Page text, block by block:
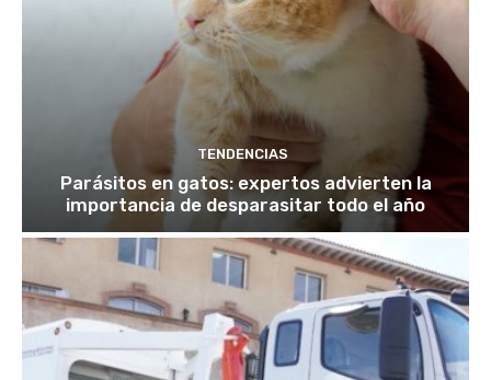
TENDENCIAS
Parásitos en gatos: expertos advierten la
importancia de desparasitar todo el año